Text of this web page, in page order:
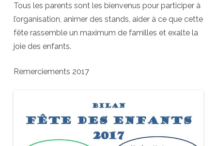
Tous les parents sont les bienvenus pour participer à
l’organisation, animer des stands, aider à ce que cette
fête rassemble un maximum de familles et exalte la
joie des enfants.
Remerciements 2017